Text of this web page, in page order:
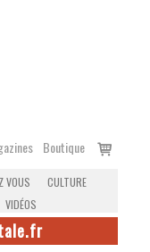
Boutique
Voir
VOUS
CULTURE
VIDÉOS